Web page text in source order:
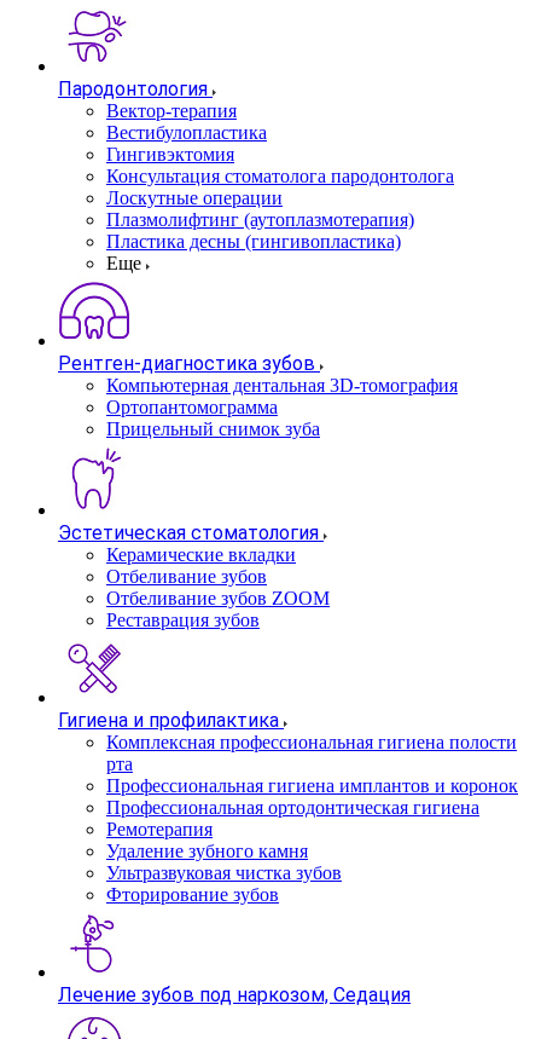
Пародонтология
Вектор-терапия
Вестибулопластика
Гингивэктомия
Консультация стоматолога пародонтолога
Лоскутные операции
Плазмолифтинг (аутоплазмотерапия)
Пластика десны (гингивопластика)
Еще
Рентген-диагностика зубов
Компьютерная дентальная 3D-томография
Ортопантомограмма
Прицельный снимок зуба
Эстетическая стоматология
Керамические вкладки
Отбеливание зубов
Отбеливание зубов ZOOM
Реставрация зубов
Гигиена и профилактика
Комплексная профессиональная гигиена полости
рта
Профессиональная гигиена имплантов и коронок
Профессиональная ортодонтическая гигиена
Ремотерапия
Удаление зубного камня
Ультразвуковая чистка зубов
Фторирование зубов
Лечение зубов под наркозом, Седация